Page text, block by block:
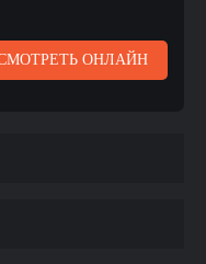
ОНЛАЙН